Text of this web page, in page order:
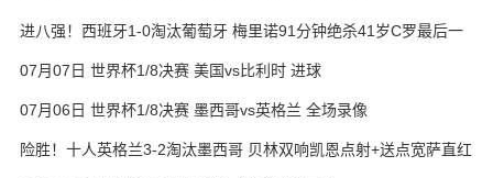
进八强！西班牙1-0淘汰葡萄牙 梅里诺91分钟绝杀41岁C罗最后一
07月07日 世界杯1/8决赛 美国vs比利时 进球
07月06日 世界杯1/8决赛 墨西哥vs英格兰 全场录像
险胜！十人英格兰3-2淘汰墨西哥 贝林双响凯恩点射+送点宽萨直红